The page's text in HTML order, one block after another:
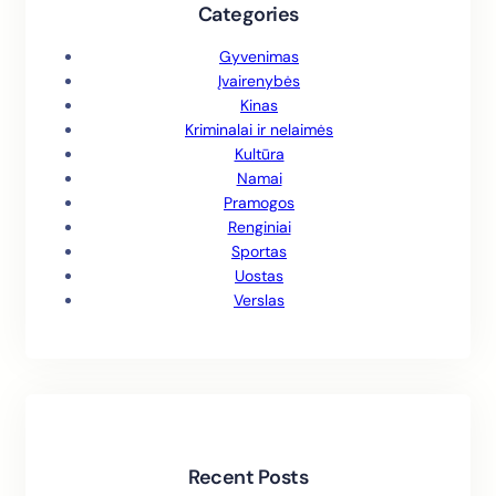
Categories
Gyvenimas
Įvairenybės
Kinas
Kriminalai ir nelaimės
Kultūra
Namai
Pramogos
Renginiai
Sportas
Uostas
Verslas
Recent Posts